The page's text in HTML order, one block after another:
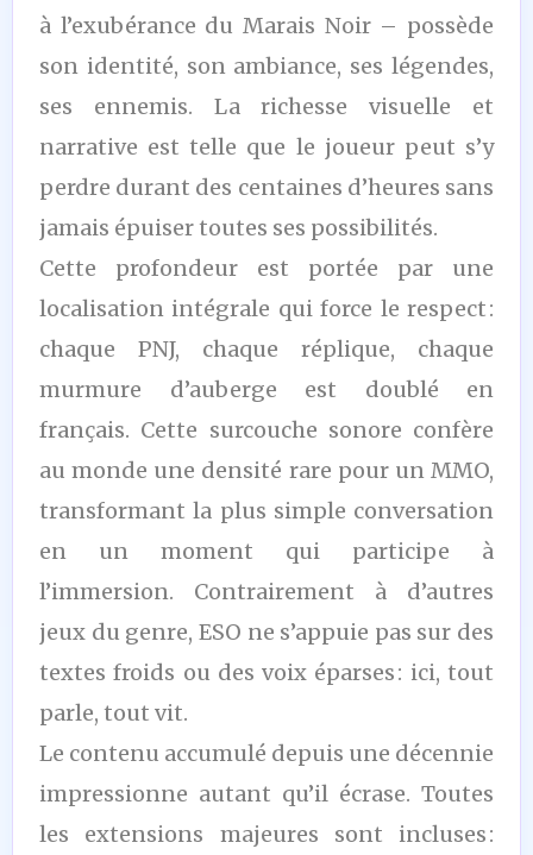
à l’exubérance du Marais Noir – possède
son identité, son ambiance, ses légendes,
ses ennemis. La richesse visuelle et
narrative est telle que le joueur peut s’y
perdre durant des centaines d’heures sans
jamais épuiser toutes ses possibilités.
Cette profondeur est portée par une
localisation intégrale qui force le respect :
chaque PNJ, chaque réplique, chaque
murmure d’auberge est doublé en
français. Cette surcouche sonore confère
au monde une densité rare pour un MMO,
transformant la plus simple conversation
en un moment qui participe à
l’immersion. Contrairement à d’autres
jeux du genre, ESO ne s’appuie pas sur des
textes froids ou des voix éparses : ici, tout
parle, tout vit.
Le contenu accumulé depuis une décennie
impressionne autant qu’il écrase. Toutes
les extensions majeures sont incluses :